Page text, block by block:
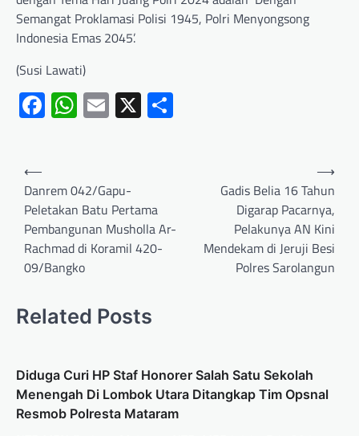
Semangat Proklamasi Polisi 1945, Polri Menyongsong
Indonesia Emas 2045’.
(Susi Lawati)
Facebook
WhatsApp
Email
X
⟵
Danrem 042/Gapu-
Peletakan Batu Pertama
Pembangunan Musholla Ar-
Rachmad di Koramil 420-
09/Bangko
Gadis Belia 16 Tahun
Digarap Pacarnya,
Pelakunya AN Kini
Mendekam di Jeruji Besi
Polres Sarolangun
⟶
Related Posts
Diduga Curi HP Staf Honorer Salah Satu Sekolah
Menengah Di Lombok Utara Ditangkap Tim Opsnal
Resmob Polresta Mataram